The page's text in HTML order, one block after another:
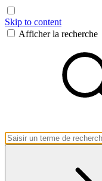
Skip to content
Afficher la recherche